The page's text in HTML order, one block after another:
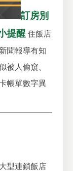
訂房別
提醒 住飯店
聞報導有知
被人偷窺、
帳單數字異
型連鎖飯店